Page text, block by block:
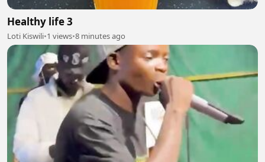
Healthy life 3
Loti Kiswili•1 views•8 minutes ago